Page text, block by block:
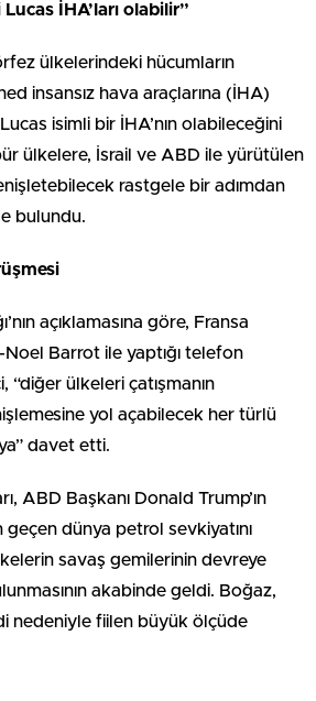
İHA’ları olabilir”
ülkelerindeki hücumların
insansız hava araçlarına (İHA)
isimli bir İHA’nın olabileceğini
ülkelere, İsrail ve ABD ile yürütülen
rastgele bir adımdan
bulundu.
açıklamasına göre, Fransa
Noel Barrot ile yaptığı telefon
ülkeleri çatışmanın
yol açabilecek her türlü
davet etti.
ABD Başkanı Donald Trump’ın
geçen dünya petrol sevkiyatını
savaş gemilerinin devreye
akabinde geldi. Boğaz,
nedeniyle fiilen büyük ölçüde